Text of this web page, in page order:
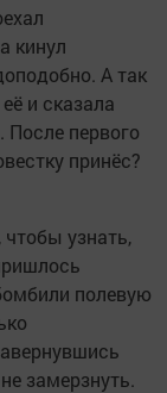
кинул
А так
и сказала
первого
принёс?
узнать,
полевую
замерзнуть.